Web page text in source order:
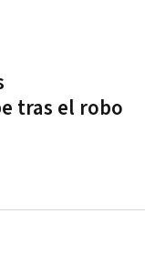
tras el robo